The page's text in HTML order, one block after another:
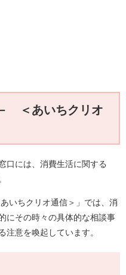
＜あいちクリオ
口には、消費生活に関する
いちクリオ通信＞」では、消
にその時々の具体的な相談事
注意を喚起しています。